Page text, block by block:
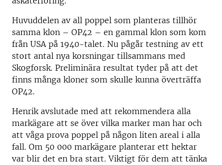
Huvuddelen av all poppel som planteras tillhör
samma klon – OP42 – en gammal klon som kom
från USA på 1940-talet. Nu pågår testning av ett
stort antal nya korsningar tillsammans med
Skogforsk. Preliminära resultat tyder på att det
finns många kloner som skulle kunna överträffa
OP42.
Henrik avslutade med att rekommendera alla
markägare att se över vilka marker man har och
att våga prova poppel på någon liten areal i alla
fall. Om 50 000 markägare planterar ett hektar
var blir det en bra start. Viktigt för dem att tänka